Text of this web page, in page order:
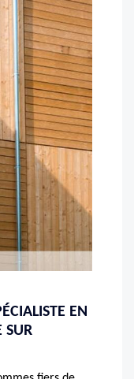
EN
SUR